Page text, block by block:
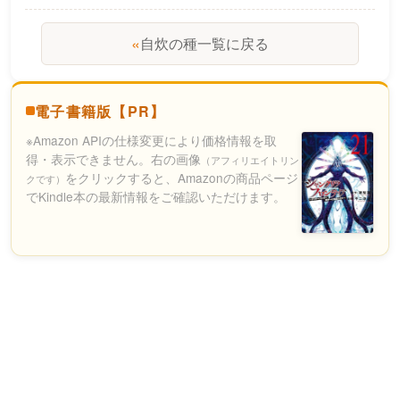
«自炊の種一覧に戻る
電子書籍版【PR】
※Amazon APIの仕様変更により価格情報を取
得・表示できません。右の画像 （アフィリエイトリン
クです） をクリックすると、Amazonの商品ページ
でKindle本の最新情報をご確認いただけます。